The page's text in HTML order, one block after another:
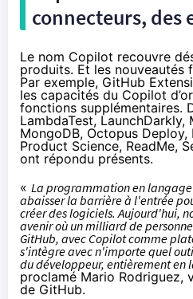
connecteurs, des
Le nom Copilot recouvre
produits. Et les nouveautés
Par exemple, GitHub
les capacités du Copilot
fonctions supplémentaires.
LambdaTest, LaunchDarkly,
MongoDB, Octopus Deploy,
Product Science, ReadMe,
ont répondu présents.
« La programmation en
abaisser la barrière à l'entrée
créer des logiciels. Aujourd'hui,
avenir où un milliard de
GitHub, avec Copilot comme
s'intègre avec n'importe quel
du développeur, entièrement en
proclamé Mario Rodriguez,
de GitHub.